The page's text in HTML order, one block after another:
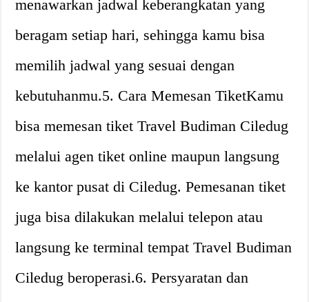
menawarkan jadwal keberangkatan yang
beragam setiap hari, sehingga kamu bisa
memilih jadwal yang sesuai dengan
kebutuhanmu.5. Cara Memesan TiketKamu
bisa memesan tiket Travel Budiman Ciledug
melalui agen tiket online maupun langsung
ke kantor pusat di Ciledug. Pemesanan tiket
juga bisa dilakukan melalui telepon atau
langsung ke terminal tempat Travel Budiman
Ciledug beroperasi.6. Persyaratan dan